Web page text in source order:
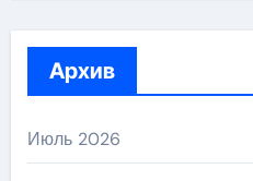
Архив
Июль 2026